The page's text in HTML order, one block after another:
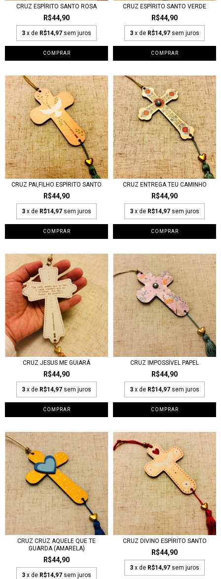
CRUZ ESPÍRITO SANTO ROSA
R$44,90
3 x de R$14,97 sem juros
CRUZ ESPÍRITO SANTO VERDE
R$44,90
3 x de R$14,97 sem juros
CRUZ PAI,FILHO ESPÍRITO SANTO
R$44,90
3 x de R$14,97 sem juros
CRUZ ENTREGA TEU CAMINHO
R$44,90
3 x de R$14,97 sem juros
CRUZ JESUS ME GUIARÁ
R$44,90
3 x de R$14,97 sem juros
CRUZ IMPOSSÍVEL PAPEL
R$44,90
3 x de R$14,97 sem juros
CRUZ CRUZ AQUELE QUE TE
GUARDA (AMARELA)
R$44,90
3 x de R$14,97 sem juros
CRUZ DIVINO ESPÍRITO SANTO
R$44,90
3 x de R$14,97 sem juros